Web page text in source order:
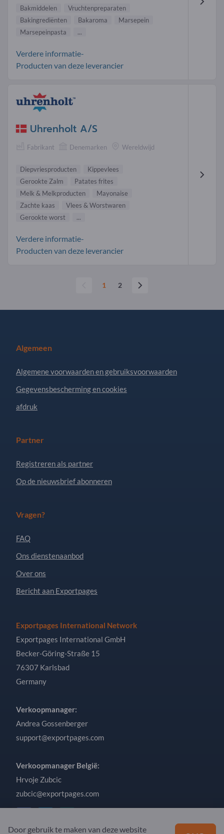
Bakmiddelen
Vruchtenpreparaten
Bakingrediënten
Bakaroma
Marsepein
Marsepeinpasta
...
Verdere informatie-
Producten van deze leverancier
Uhrenholt A/S
Fabrikant Denemarken Wereldwijd
Diepvriesproducten
Kippevlees
Gerookte Zalm
Patates frites
Melk & Melkproducten
Mayonaise
Zachte kaas
Vlees & Worstwaren
Gerookte worst
...
Verdere informatie-
Producten van deze leverancier
1 2
Algemeen
Algemene voorwaarden en gebruiksvoorwaarden
Gegevensbescherming en cookies
afdruk
Partner
Registreren als partner
Op de nieuwsbrief abonneren
Vragen?
FAQ
Ons dienstenaanbod
Over ons
Bericht aan Exportpages
Exportpages International Network
Exportpages International GmbH
Becker-Göring-Straße 15
76307 Karlsbad
Germany
Verkoopmanager:
Andrea Gossenberger
support@exportpages.com
Verkoopmanager België:
Hrvoje Zubcic
zubcic@exportpages.com
Door gebruik te maken van deze website